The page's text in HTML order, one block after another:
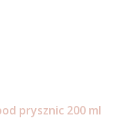
prysznic 200 ml